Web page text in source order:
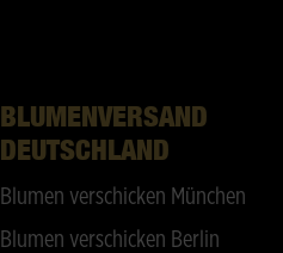
BLUMENVERSAND
DEUTSCHLAND
Blumen verschicken München
Blumen verschicken Berlin